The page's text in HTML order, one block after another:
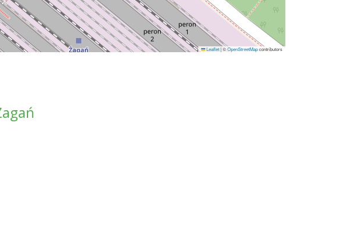
Leaflet|©OpenStreetMapcontributors